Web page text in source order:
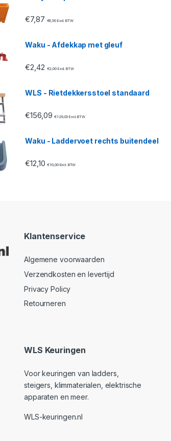
€7,87 €6,50Excl. BTW
Waku - Afdekkap met gleuf
€2,42 €2,00Excl. BTW
WLS - Rietdekkersstoel standaard
€156,09 €129,00 Excl. BTW
Waku - Laddervoet rechts buitendeel
€12,10 €10,00Excl. BTW
Klantenservice
Algemene voorwaarden
Verzendkosten en levertijd
Privacy Policy
Retourneren
WLS Keuringen
Voor keuringen van ladders,
steigers, klimmaterialen, elektrische
apparaten en meer.
WLS-keuringen.nl